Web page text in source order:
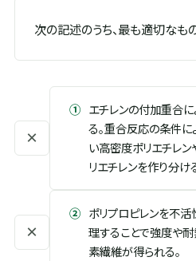
次の記述のうち、最も適切なも
×
① エチレンの付加重合
る。重合反応の条件に
い高密度ポリエチレン
リエチレンを作り分け
×
② ポリプロピレンを不
理することで強度や
素繊維が得られる。